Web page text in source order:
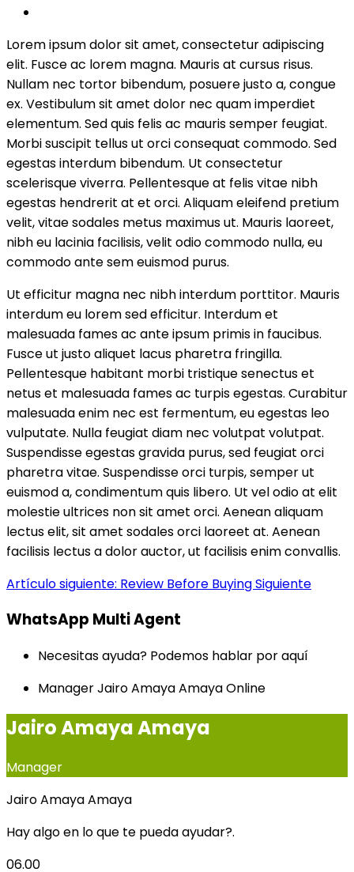
Lorem ipsum dolor sit amet, consectetur adipiscing
elit. Fusce ac lorem magna. Mauris at cursus risus.
Nullam nec tortor bibendum, posuere justo a, congue
ex. Vestibulum sit amet dolor nec quam imperdiet
elementum. Sed quis felis ac mauris semper feugiat.
Morbi suscipit tellus ut orci consequat commodo. Sed
egestas interdum bibendum. Ut consectetur
scelerisque viverra. Pellentesque at felis vitae nibh
egestas hendrerit at et orci. Aliquam eleifend pretium
velit, vitae sodales metus maximus ut. Mauris laoreet,
nibh eu lacinia facilisis, velit odio commodo nulla, eu
commodo ante sem euismod purus.
Ut efficitur magna nec nibh interdum porttitor. Mauris
interdum eu lorem sed efficitur. Interdum et
malesuada fames ac ante ipsum primis in faucibus.
Fusce ut justo aliquet lacus pharetra fringilla.
Pellentesque habitant morbi tristique senectus et
netus et malesuada fames ac turpis egestas. Curabitur
malesuada enim nec est fermentum, eu egestas leo
vulputate. Nulla feugiat diam nec volutpat volutpat.
Suspendisse egestas gravida purus, sed feugiat orci
pharetra vitae. Suspendisse orci turpis, semper ut
euismod a, condimentum quis libero. Ut vel odio at elit
molestie ultrices non sit amet orci. Aenean aliquam
lectus elit, sit amet sodales orci laoreet at. Aenean
facilisis lectus a dolor auctor, ut facilisis enim convallis.
Artículo siguiente: Review Before BuyingSiguiente
WhatsApp Multi Agent
Necesitas ayuda? Podemos hablar por aquí
ManagerJairo Amaya AmayaOnline
Jairo Amaya Amaya
Manager
Jairo Amaya Amaya
Hay algo en lo que te pueda ayudar?.
06.00